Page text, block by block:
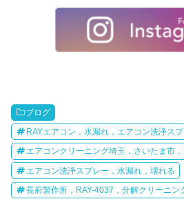
ブログ
RAYエアコン，水漏れ，エアコン洗浄ス
エアコンクリーニング埼玉，さいたま市
エアコン洗浄スプレー，水漏れ，壊れる
長府製作所，RAY-4037，分解クリーニン